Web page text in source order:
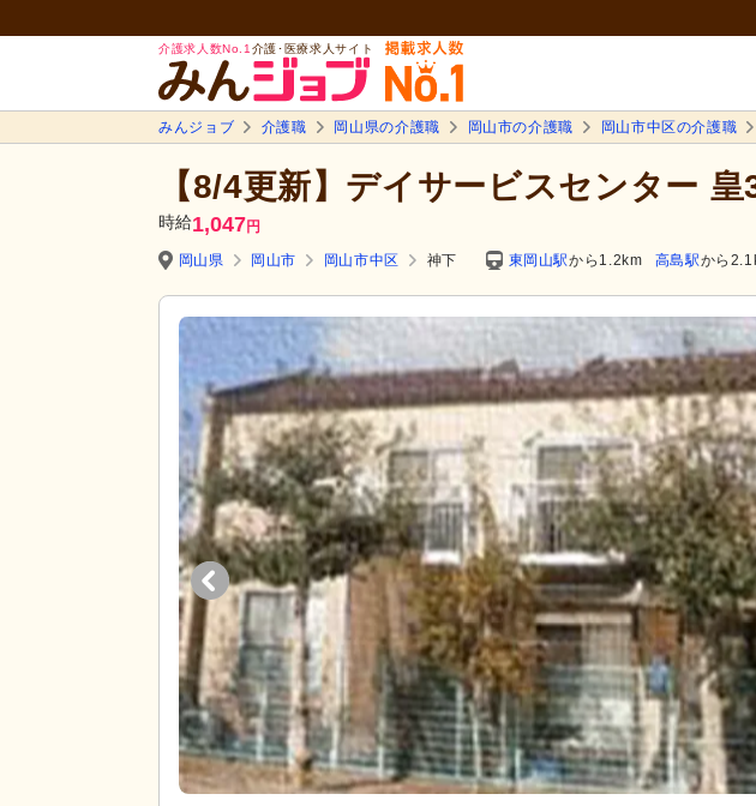
介護求人数No.1 介護･医療求人サイト
みんジョブ 介護職 岡山県の介護職 岡山市の介護職 岡山市中区の介護職
【8/4更新】デイサービスセンター 皇
時給1,047円
岡山県 岡山市 岡山市中区 神下 東岡山駅から1.2km 高島駅から